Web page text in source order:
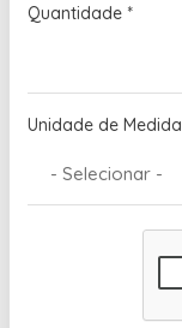
Quantidade *
Unidade de Medida